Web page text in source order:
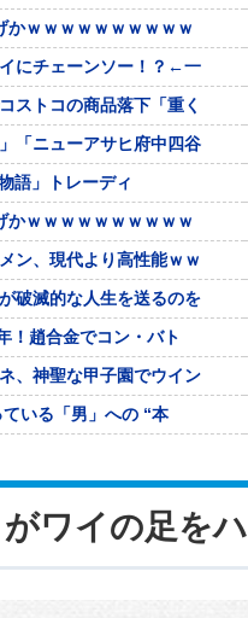
かｗｗｗｗｗｗｗｗｗｗ
にチェーンソー！？←一
ストコの商品落下「重く
「ニューアサヒ府中四谷
語」トレーディ
かｗｗｗｗｗｗｗｗｗｗ
ン、現代より高性能ｗｗ
破滅的な人生を送るのを
！趙合金でコン・バト
、神聖な甲子園でウイン
いる「男」への “本
らゆる過去を消しまくる
は落ち着いてきてます」
は落ち着いてきてます」
憲民主・共産が消費税減
がワイの足を